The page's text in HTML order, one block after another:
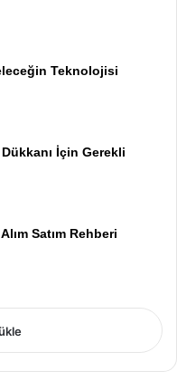
Teknolojisi
İçin Gerekli
Satım Rehberi